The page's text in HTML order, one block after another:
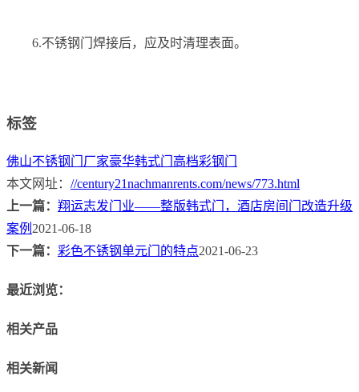
6.不锈钢门焊接后，应及时清理表面。
标签
佛山不锈钢门厂家豪华韩式门 高档彩钢门
本文网址： //century21nachmanrents.com/news/773.html
上一篇： 翔运志发门业——整版韩式门，酒店房间门改造升级
案例 2021-06-18
下一篇： 彩色不锈钢单元门的特点2021-06-23
最近浏览：
相关产品
相关新闻